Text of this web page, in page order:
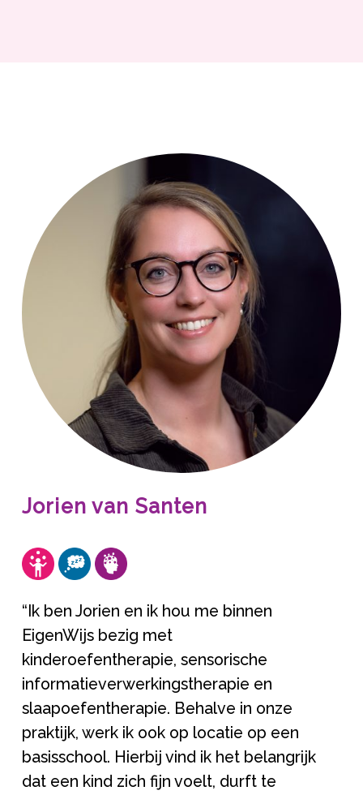
Jorien van Santen
“Ik ben Jorien en ik hou me binnen
EigenWijs bezig met
kinderoefentherapie, sensorische
informatieverwerkingstherapie en
slaapoefentherapie. Behalve in onze
praktijk, werk ik ook op locatie op een
basisschool. Hierbij vind ik het belangrijk
dat een kind zich fijn voelt, durft te